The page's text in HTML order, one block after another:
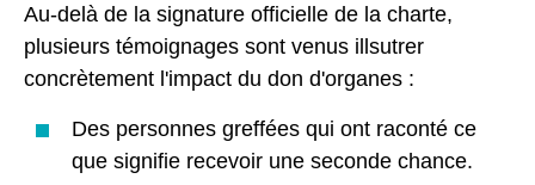
Au-delà de la signature officielle de la charte,
plusieurs témoignages sont venus illsutrer
concrètement l'impact du don d'organes :
Des personnes greffées qui ont raconté ce
que signifie recevoir une seconde chance.